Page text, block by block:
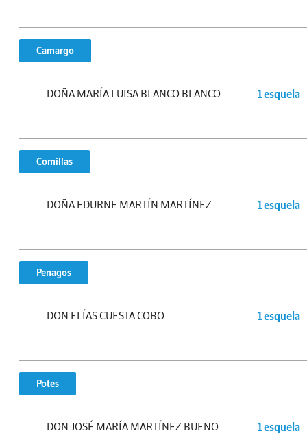
Camargo
DOÑA MARÍA LUISA BLANCO BLANCO 1 esquela
Comillas
DOÑA EDURNE MARTÍN MARTÍNEZ 1 esquela
Penagos
DON ELÍAS CUESTA COBO 1 esquela
Potes
DON JOSÉ MARÍA MARTÍNEZ BUENO 1 esquela